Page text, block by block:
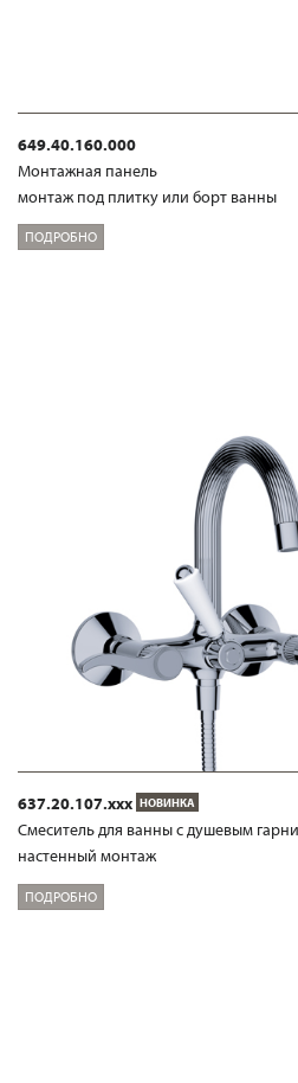
649.40.160.000
Mонтажная панель
монтаж под плитку или борт ванны
ПОДРОБНО
637.20.107.xxx НОВИНКА
Смеситель для ванны с душевым
настенный монтаж
ПОДРОБНО